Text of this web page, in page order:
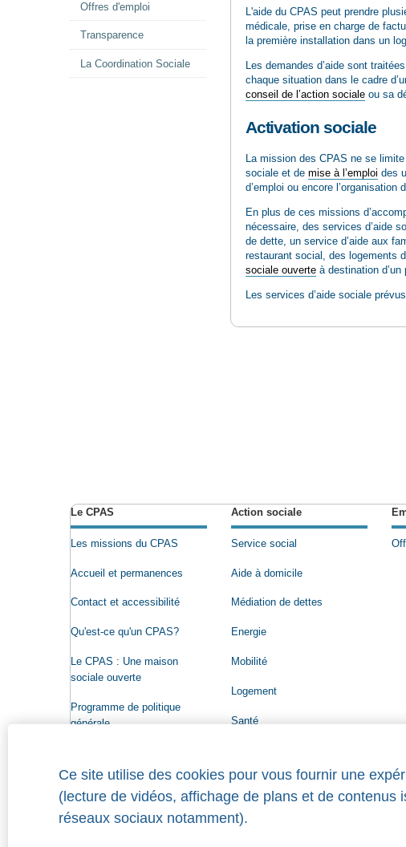
Offres d'emploi
Transparence
La Coordination Sociale
L'aide du CPAS peut prendre
médicale, prise en charge de
la première installation dans un
Les demandes d’aide sont
chaque situation dans le cadre
conseil de l’action socialeou sa
Activation sociale
La mission des CPAS ne se
sociale et de mise à l’emploi des
d’emploi ou encore l’organisation
En plus de ces missions
nécessaire, des services d’aide
de dette, un service d’aide aux
restaurant social, des logements
sociale ouverteà destination d’un
Les services d’aide sociale
Ce site utilise des cookies pour vous fournir une
(lecture de vidéos, affichage de plans et de contenus
réseaux sociaux notamment).
Le CPAS
Les missions du CPAS
Accueil et permanences
Contact et accessibilité
Qu'est-ce qu'un CPAS?
Le CPAS : Une maison
sociale ouverte
Programme de politique
générale
Organigramme
Offres d'emploi
Action sociale
Service social
Aide à domicile
Médiation de dettes
Energie
Mobilité
Logement
Santé